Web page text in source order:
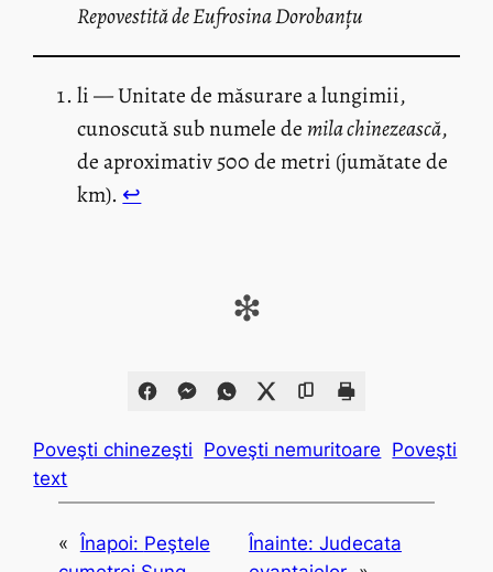
Repovestită de Eufrosina Dorobanțu
li — Unitate de măsurare a lungimii,
cunoscută sub numele demila chinezească,
de aproximativ 500 de metri (jumătate de
km). ↩︎
❇
Poveşti chinezeşti Poveşti nemuritoare Poveşti
text
« Înapoi: Peştele
Înainte: Judecata